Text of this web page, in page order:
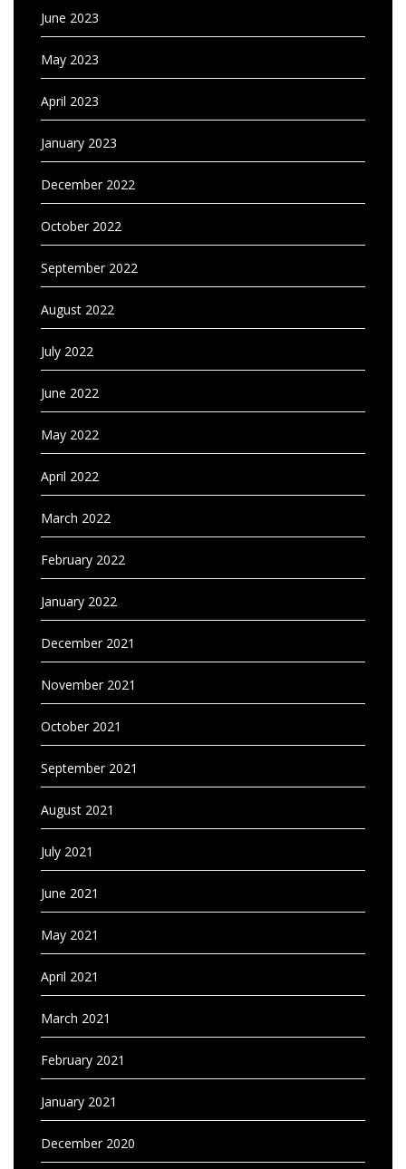
June 2023
May 2023
April 2023
January 2023
December 2022
October 2022
September 2022
August 2022
July 2022
June 2022
May 2022
April 2022
March 2022
February 2022
January 2022
December 2021
November 2021
October 2021
September 2021
August 2021
July 2021
June 2021
May 2021
April 2021
March 2021
February 2021
January 2021
December 2020